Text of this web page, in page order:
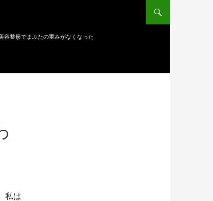
容整形でまぶたの重みがなくなった
私は